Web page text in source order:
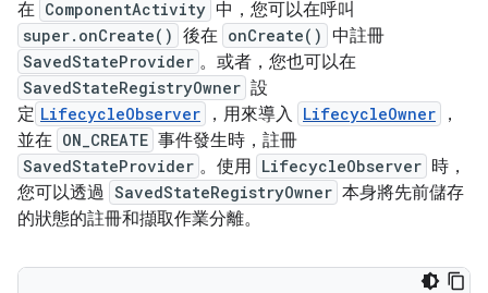
在 ComponentActivity 中，您可以在呼叫
super.onCreate() 後在 onCreate() 中註冊
SavedStateProvider 。或者，您也可以在
SavedStateRegistryOwner 設
定 LifecycleObserver ，用來導入 LifecycleOwner
，
並在 ON_CREATE 事件發生時，註冊
SavedStateProvider 。使用 LifecycleObserver 時，
您可以透過 SavedStateRegistryOwner 本身將先前儲存
的狀態的註冊和擷取作業分離。